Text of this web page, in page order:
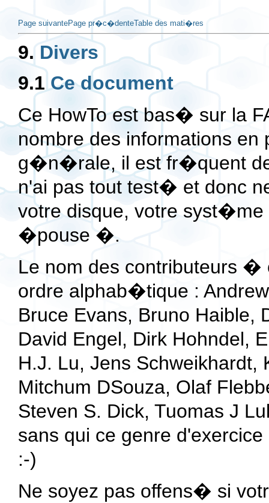
Page suivantePage pr�c�denteTable des mati�res
9. Divers
9.1 Ce document
Ce HowTo est bas� sur la
nombre des informations
g�n�rale, il est fr�quent
n'ai pas tout test� et donc
votre disque, votre syst�me
�pouse �.
Le nom des contributeurs
ordre alphab�tique :
Bruce Evans, Bruno Haible,
David Engel, Dirk Hohndel,
H.J. Lu, Jens Schweikhardt,
Mitchum DSouza, Olaf
Steven S. Dick, Tuomas J
sans qui ce genre
:-)
Ne soyez pas offens� si